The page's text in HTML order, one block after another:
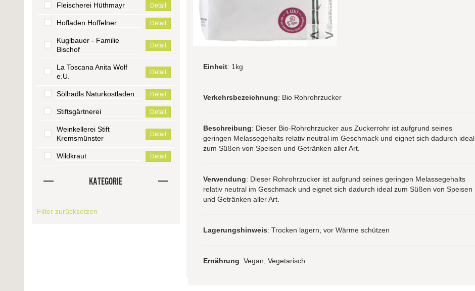
Fleischerei Hüthmayr Detail
Hofladen Hoffelner Detail
Kuglbauer - Familie
Bischof
Detail
La Toscana Anita Wolf
e.U.
Detail
Söllradls Naturkostladen Detail
Stiftsgärtnerei Detail
Weinkellerei Stift
Kremsmünster
Detail
Wildkraut Detail
KATEGORIE
Filter zurücksetzen
< >
Einheit: 1kg
Verkehrsbezeichnung: Bio Rohrohrzucker
Beschreibung: Dieser Bio-Rohrohrzucker aus Zuckerrohr ist aufgrund seines
geringen Melassegehalts relativ neutral im Geschmack und eignet sich dadurch ideal
zum Süßen von Speisen und Getränken aller Art.
Verwendung: Dieser Rohrohrzucker ist aufgrund seines geringen Melassegehalts
relativ neutral im Geschmack und eignet sich dadurch ideal zum Süßen von Speisen
und Getränken aller Art.
Lagerungshinweis: Trocken lagern, vor Wärme schützen
Ernährung: Vegan, Vegetarisch